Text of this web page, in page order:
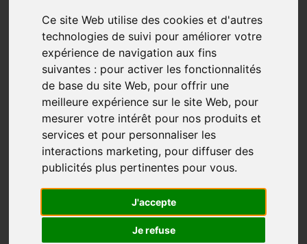
Ce site Web utilise des cookies et d'autres
technologies de suivi pour améliorer votre
expérience de navigation aux fins
suivantes : pour activer les fonctionnalités
de base du site Web, pour offrir une
meilleure expérience sur le site Web, pour
mesurer votre intérêt pour nos produits et
services et pour personnaliser les
interactions marketing, pour diffuser des
publicités plus pertinentes pour vous.
J'accepte
Je refuse
« Il faut contempler pour vivre, mais il faut vivre
pour contempler »
Suzanne Béland menait sa petite vie tranquille en